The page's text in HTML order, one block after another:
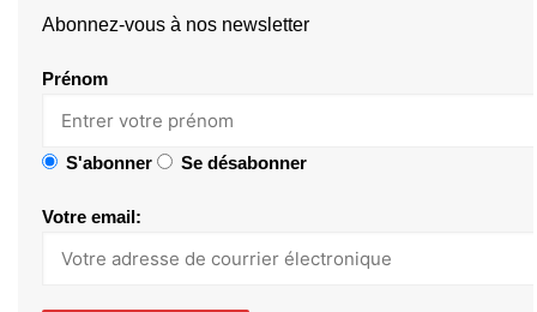
Abonnez-vous à nos newsletter
Prénom
S'abonner Se désabonner
Votre email: